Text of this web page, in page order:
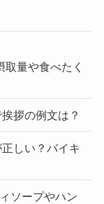
量や食べたく
拶の例文は？
しい？バイキ
ソープやハン